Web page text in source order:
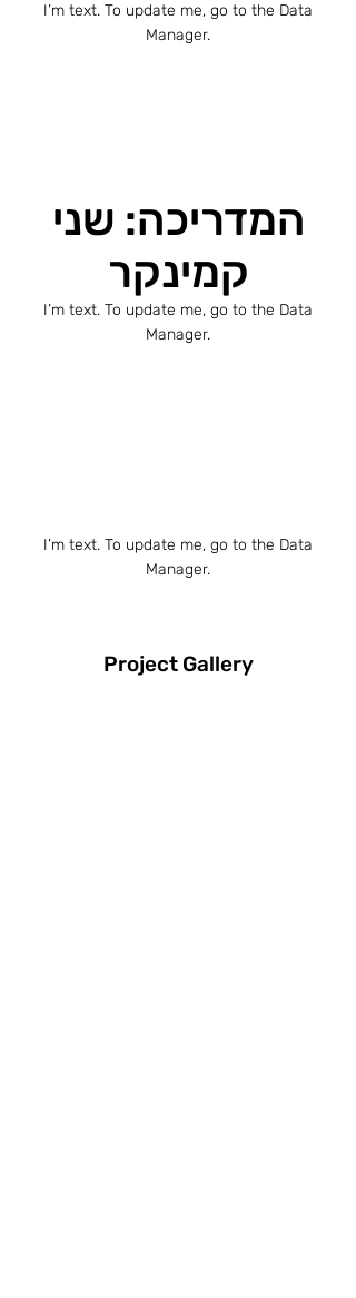
I’m text. To update me, go to the Data
Manager.
המדריכה: שני
קמינקר
I’m text. To update me, go to the Data
Manager.
I’m text. To update me, go to the Data
Manager.
Project Gallery